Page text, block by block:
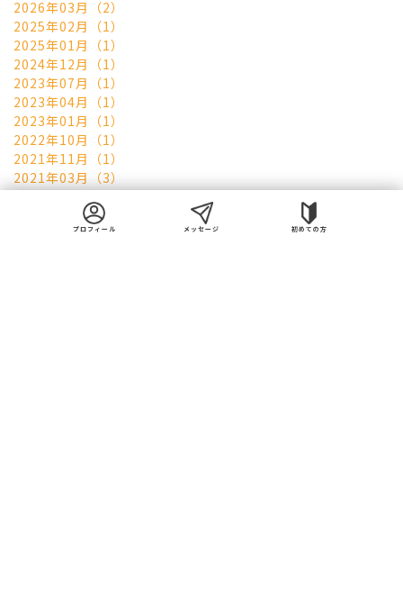
2026年03月（2）
2025年02月（1）
2025年01月（1）
2024年12月（1）
2023年07月（1）
2023年04月（1）
2023年01月（1）
2022年10月（1）
2021年11月（1）
2021年03月（3）
プロフィール メッセージ 初めての方